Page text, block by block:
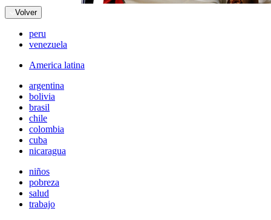
Volver
peru
venezuela
America latina
argentina
bolivia
brasil
chile
colombia
cuba
nicaragua
niños
pobreza
salud
trabajo